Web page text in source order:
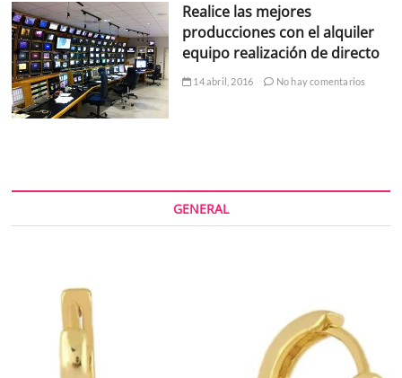
Realice las mejores
producciones con el alquiler
equipo realización de directo
14 abril, 2016 No hay comentarios
GENERAL